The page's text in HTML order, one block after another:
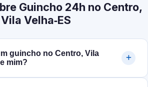
Guincho 24h no Centro,
Vila Velha‑ES
guincho no Centro, Vila
mim?